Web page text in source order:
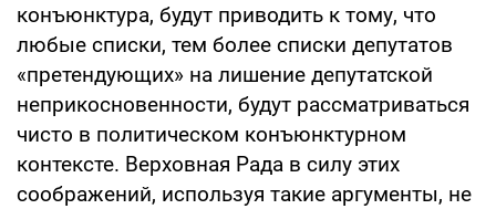
конъюнктура, будут приводить к тому, что
любые списки, тем более списки депутатов
«претендующих» на лишение депутатской
неприкосновенности, будут рассматриваться
чисто в политическом конъюнктурном
контексте. Верховная Рада в силу этих
соображений, используя такие аргументы, не